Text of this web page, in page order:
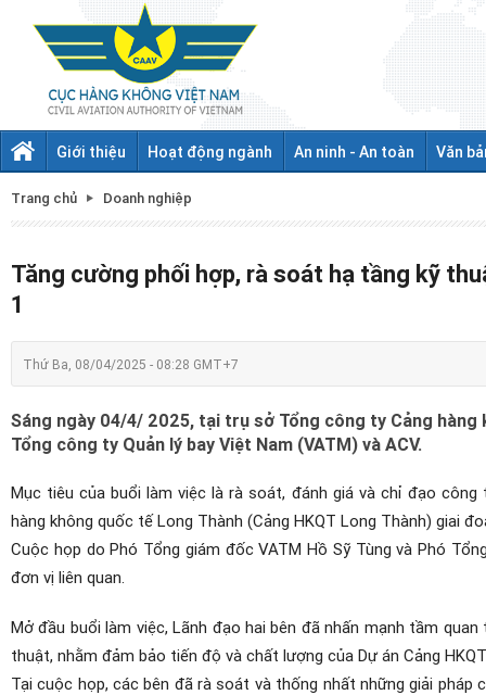
Giới thiệu Hoạt động ngành An ninh - An toàn Văn
Trang chủ Doanh nghiệp
Tăng cường phối hợp, rà soát hạ tầng kỹ
1
Thứ Ba, 08/04/2025 - 08:28 GMT+7
Sáng ngày 04/4/ 2025, tại trụ sở Tổng công ty Cảng
Tổng công ty Quản lý bay Việt Nam (VATM) và ACV.
Mục tiêu của buổi làm việc là rà soát, đánh giá và chỉ đạo
hàng không quốc tế Long Thành (Cảng HKQT Long Thành) giai
Cuộc họp do Phó Tổng giám đốc VATM Hồ Sỹ Tùng và Phó
đơn vị liên quan.
Mở đầu buổi làm việc, Lãnh đạo hai bên đã nhấn mạnh tầm
thuật, nhằm đảm bảo tiến độ và chất lượng của Dự án Cảng
Tại cuộc họp, các bên đã rà soát và thống nhất những giải